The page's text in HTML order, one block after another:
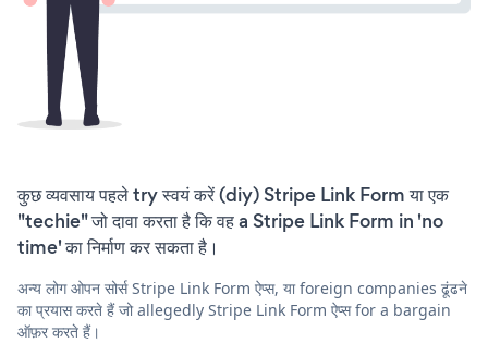
कुछ व्यवसाय पहले try स्वयं करें (diy) Stripe Link Form या एक
"techie" जो दावा करता है कि वह a Stripe Link Form in 'no
time' का निर्माण कर सकता है।
अन्य लोग ओपन सोर्स Stripe Link Form ऐप्स, या foreign companies ढूंढने
का प्रयास करते हैं जो allegedly Stripe Link Form ऐप्स for a bargain
ऑफ़र करते हैं।